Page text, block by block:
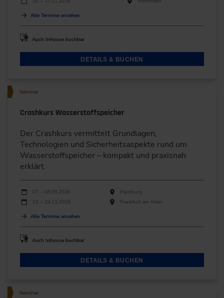
Alle Termine ansehen
Auch Inhouse buchbar
DETAILS & BUCHEN
Seminar
Crashkurs Wasserstoffspeicher
Der Crashkurs vermittelt Grundlagen,
Technologien und Sicherheitsaspekte rund um
Wasserstoffspeicher – kompakt und praxisnah
erklärt.
Durchführungen
Veranstaltungsdatum Veranstaltungsort
07. – 08.09.2026
Hamburg
23. – 24.11.2026
Frankfurt am Main
Alle Termine ansehen
Auch Inhouse buchbar
DETAILS & BUCHEN
Seminar